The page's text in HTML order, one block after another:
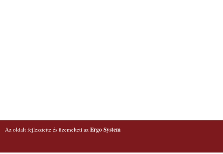
Az oldalt fejlesztette és üzemelteti az Ergo System